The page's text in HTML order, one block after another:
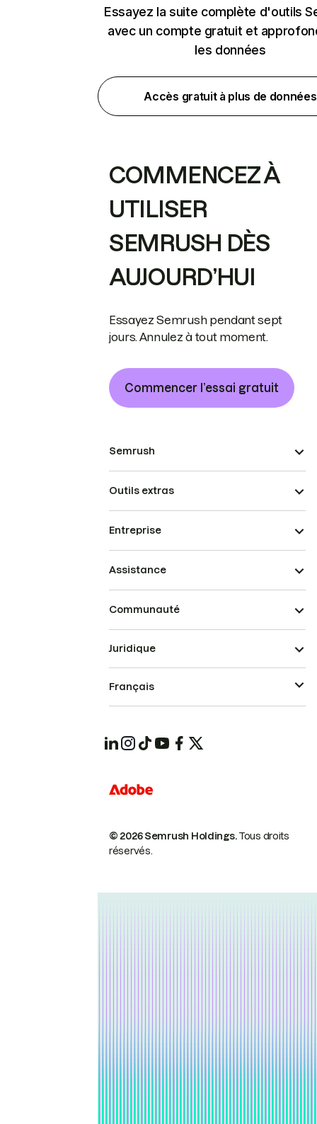
Essayez la suite complète d'outils
avec un compte gratuit et
les données
Accès gratuit à plus de données
COMMENCEZ À
UTILISER
SEMRUSH DÈS
AUJOURD’HUI
Essayez Semrush pendant sept
jours. Annulez à tout moment.
Commencer l’essai gratuit
Semrush
Outils extras
Entreprise
Assistance
Communauté
© 2026 Semrush Holdings.Tous droits
réservés.
Juridique
Français